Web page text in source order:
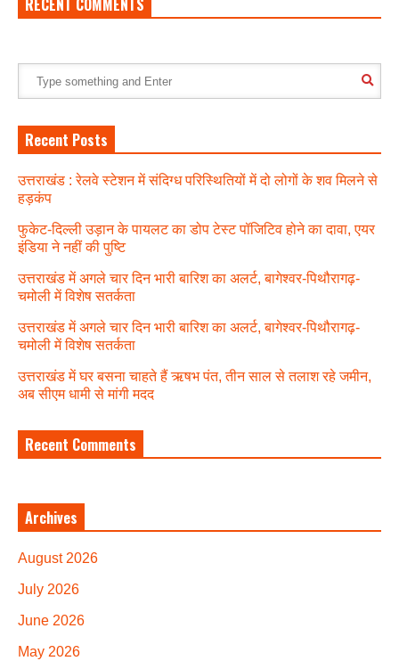
RECENT COMMENTS
Recent Posts
उत्तराखंड : रेलवे स्टेशन में संदिग्ध परिस्थितियों में दो लोगों के शव मिलने से
हड़कंप
फुकेट-दिल्ली उड़ान के पायलट का डोप टेस्ट पॉजिटिव होने का दावा, एयर
इंडिया ने नहीं की पुष्टि
उत्तराखंड में अगले चार दिन भारी बारिश का अलर्ट, बागेश्वर-पिथौरागढ़-
चमोली में विशेष सतर्कता
उत्तराखंड में अगले चार दिन भारी बारिश का अलर्ट, बागेश्वर-पिथौरागढ़-
चमोली में विशेष सतर्कता
उत्तराखंड में घर बसना चाहते हैं ऋषभ पंत, तीन साल से तलाश रहे जमीन,
अब सीएम धामी से मांगी मदद
Recent Comments
Archives
August 2026
July 2026
June 2026
May 2026